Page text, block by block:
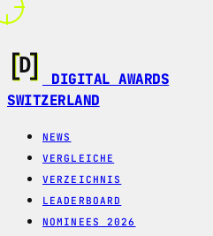
DIGITAL AWARDS
SWITZERLAND
NEWS
VERGLEICHE
VERZEICHNIS
LEADERBOARD
NOMINEES 2026